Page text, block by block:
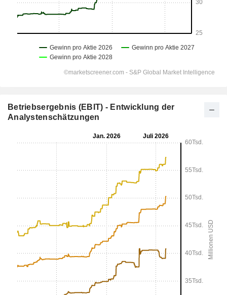
Betriebsergebnis (EBIT) - Entwicklung der
Analystenschätzungen